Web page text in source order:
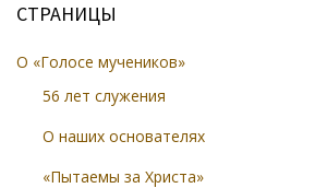
СТРАНИЦЫ
О «Голосе мучеников»
56 лет служения
О наших основателях
«Пытаемы за Христа»